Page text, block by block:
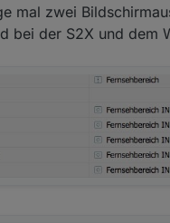
mal zwei
bei der S2X und dem